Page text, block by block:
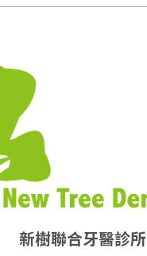
新樹聯合牙醫診所